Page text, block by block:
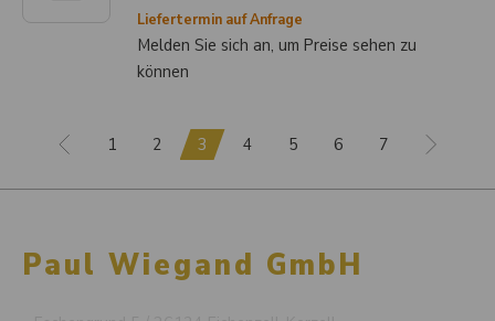
Liefertermin auf Anfrage
Melden Sie sich an, um Preise sehen zu
können
1 2 3 4 5 6 7
Paul Wiegand GmbH